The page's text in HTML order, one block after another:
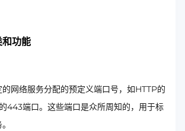
和功能
网络服务分配的预定义端口号，如HTTP的
443端口。这些端口是众所周知的，用于标